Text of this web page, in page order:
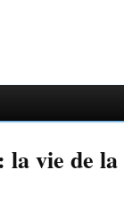
la vie de